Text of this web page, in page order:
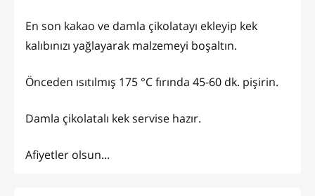
En son kakao ve damla çikolatayı ekleyip kek
kalıbınızı yağlayarak malzemeyi boşaltın.
Önceden ısıtılmış 175 °C fırında 45-60 dk. pişirin.
Damla çikolatalı kek servise hazır.
Afiyetler olsun...